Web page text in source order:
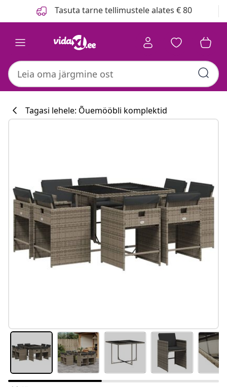
Tasuta tarne tellimustele alates € 80
#sharemevidaxl
Tagasi lehele: Õuemööbli komplektid